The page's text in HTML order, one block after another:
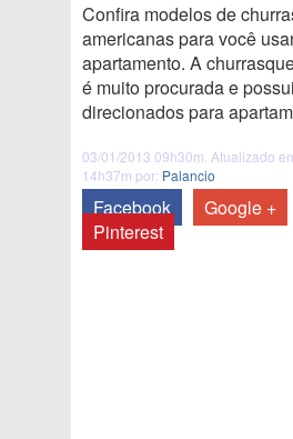
Confira modelos de
americanas para você
apartamento. A
é muito procurada e
direcionados para
03/01/2013 09h30m. Atualizado
14h37m por: Palancio
Facebook Google +
Pinterest